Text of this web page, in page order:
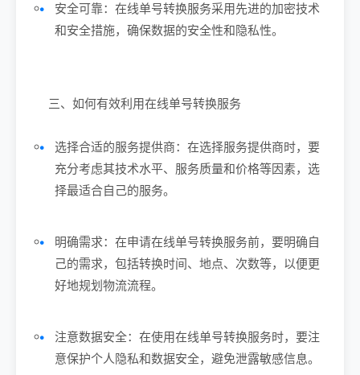
安全可靠：在线单号转换服务采用先进的加密技术
和安全措施，确保数据的安全性和隐私性。
三、如何有效利用在线单号转换服务
选择合适的服务提供商：在选择服务提供商时，要
充分考虑其技术水平、服务质量和价格等因素，选
择最适合自己的服务。
明确需求：在申请在线单号转换服务前，要明确自
己的需求，包括转换时间、地点、次数等，以便更
好地规划物流流程。
注意数据安全：在使用在线单号转换服务时，要注
意保护个人隐私和数据安全，避免泄露敏感信息。